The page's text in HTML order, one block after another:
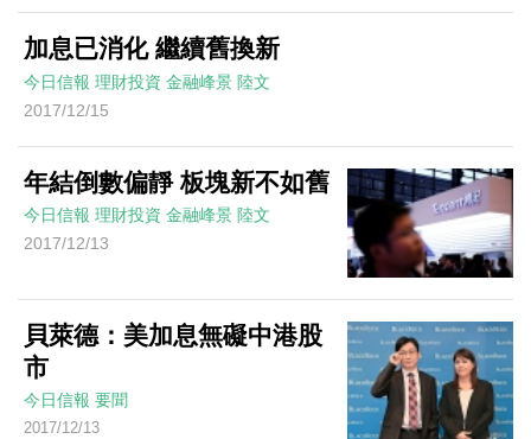
加息已消化 繼續舊換新
今日信報 理財投資 金融峰景 陸文
2017/12/15
年結倒數偏靜 板塊新不如舊
今日信報 理財投資 金融峰景 陸文
2017/12/13
貝萊德：美加息無礙中港股
市
今日信報 要聞
2017/12/13